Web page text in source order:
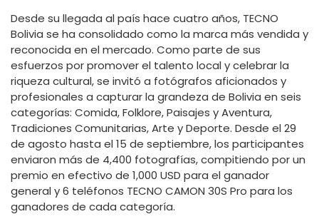
Desde su llegada al país hace cuatro años, TECNO
Bolivia se ha consolidado como la marca más vendida y
reconocida en el mercado. Como parte de sus
esfuerzos por promover el talento local y celebrar la
riqueza cultural, se invitó a fotógrafos aficionados y
profesionales a capturar la grandeza de Bolivia en seis
categorías: Comida, Folklore, Paisajes y Aventura,
Tradiciones Comunitarias, Arte y Deporte. Desde el 29
de agosto hasta el 15 de septiembre, los participantes
enviaron más de 4,400 fotografías, compitiendo por un
premio en efectivo de 1,000 USD para el ganador
general y 6 teléfonos TECNO CAMON 30S Pro para los
ganadores de cada categoría.